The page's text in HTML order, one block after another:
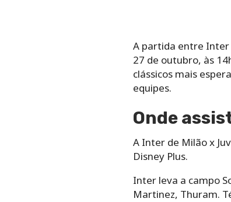
A partida entre Inter
27 de outubro, às
clássicos mais
equipes.
Onde
A Inter de Milão x
Disney Plus.
Inter leva a campo
Martinez, Thuram.